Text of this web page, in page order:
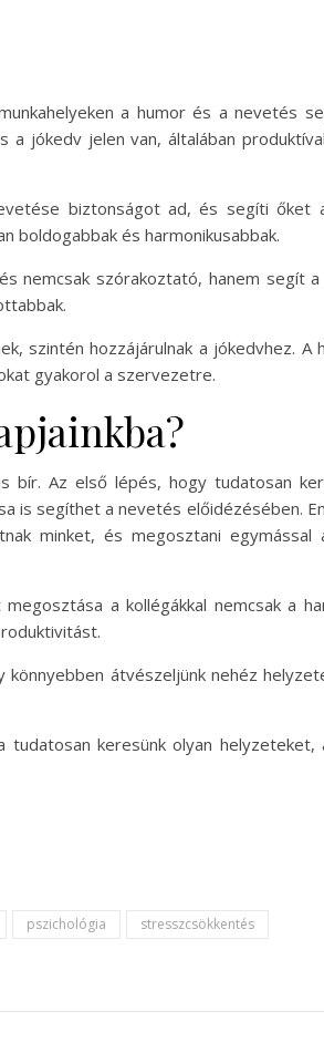
a humor és a nevetés
a jókedv jelen van, általában
biztonságot ad, és segíti őket
boldogabbak és harmonikusabbak.
nemcsak szórakoztató, hanem segít
szintén hozzájárulnak a jókedvhez. A
gyakorol a szervezetre.
bír. Az első lépés, hogy tudatosan
is segíthet a nevetés előidézésében.
minket, és megosztani egymással
a kollégákkal nemcsak a
átvészeljünk nehéz
keresünk olyan helyzeteket,
pszichológia
stresszcsökkentés